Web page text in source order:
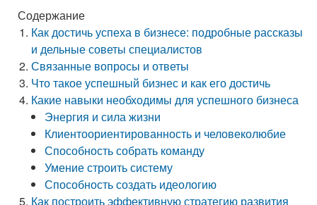
Содержание
Как достичь успеха в бизнесе: подробные рассказы
и дельные советы специалистов
Связанные вопросы и ответы
Что такое успешный бизнес и как его достичь
Какие навыки необходимы для успешного бизнеса
Энергия и сила жизни
Клиентоориентированность и человеколюбие
Способность собрать команду
Умение строить систему
Способность создать идеологию
Как построить эффективную стратегию развития